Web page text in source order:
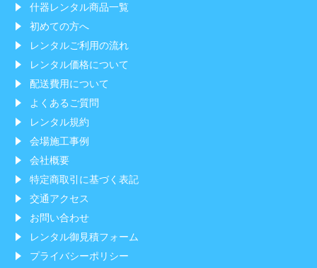
什器レンタル商品一覧
初めての方へ
レンタルご利用の流れ
レンタル価格について
配送費用について
よくあるご質問
レンタル規約
会場施工事例
会社概要
特定商取引に基づく表記
交通アクセス
お問い合わせ
レンタル御見積フォーム
プライバシーポリシー